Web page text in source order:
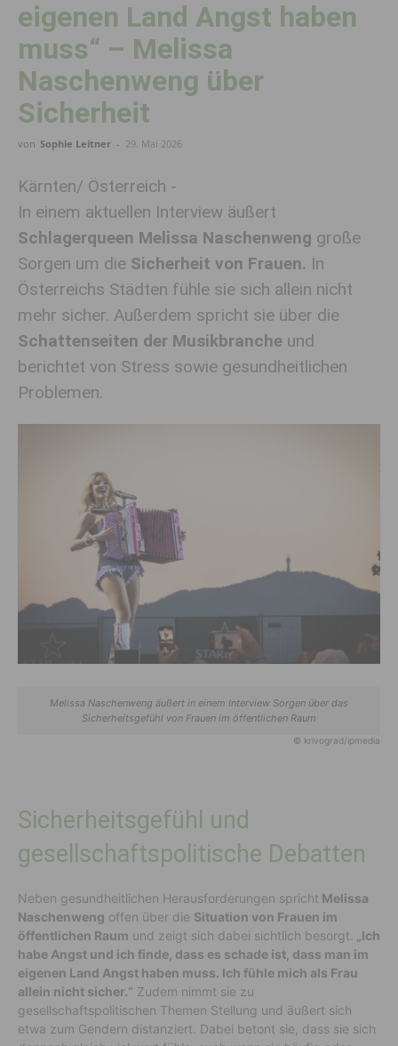
eigenen Land Angst haben
muss“ – Melissa
Naschenweng über
Sicherheit
von Sophie Leitner - 29. Mai 2026
Kärnten/ Österreich -
In einem aktuellen Interview äußert
Schlagerqueen Melissa Naschenweng große
Sorgen um die Sicherheit von Frauen. In
Österreichs Städten fühle sie sich allein nicht
mehr sicher. Außerdem spricht sie über die
Schattenseiten der Musikbranche und
berichtet von Stress sowie gesundheitlichen
Problemen.
Melissa Naschenweng äußert in einem Interview Sorgen über das
Sicherheitsgefühl von Frauen im öffentlichen Raum
© krivograd/ipmedia
Sicherheitsgefühl und
gesellschaftspolitische Debatten
Neben gesundheitlichen Herausforderungen spricht Melissa
Naschenweng offen über die Situation von Frauen im
öffentlichen Raum und zeigt sich dabei sichtlich besorgt.
„Ich
habe Angst und ich finde, dass es schade ist, dass man im
eigenen Land Angst haben muss. Ich fühle mich als Frau
allein nicht sicher.“ Zudem nimmt sie zu
gesellschaftspolitischen Themen Stellung und äußert sich
etwa zum Gendern distanziert. Dabei betont sie, dass sie sich